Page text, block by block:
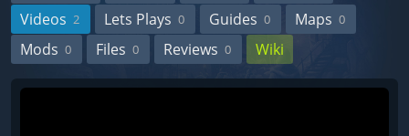
Videos 2 Lets Plays 0 Guides 0 Maps 0
Mods 0 Files 0 Reviews 0 Wiki